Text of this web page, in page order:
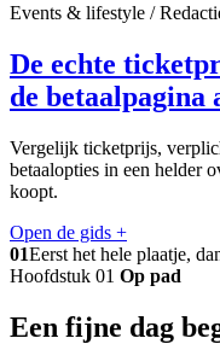
Events & lifestyle /
De echte
de betaalpagina
Vergelijk ticketprijs,
betaalopties in een helder
koopt.
Open de gids +
01Eerst het hele plaatje,
Hoofdstuk 01 Op pad
Een fijne dag